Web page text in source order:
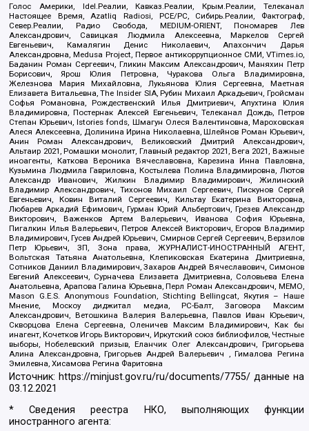
Голос Америки, Idel.Реалии, Кавказ.Реалии, Крым.Реалии, Телеканал
Настоящее Время, Azatliq Radiosi, PCE/PC, Сибирь.Реалии, Фактограф,
Север.Реалии, Радио Свобода, MEDIUM-ORIENT, Пономарев Лев
Александрович, Савицкая Людмила Алексеевна, Маркелов Сергей
Евгеньевич, Камалягин Денис Николаевич, Апахончич Дарья
Александровна, Medusa Project, Первое антикоррупционное СМИ, VTimes.io,
Баданин Роман Сергеевич, Гликин Максим Александрович, Маняхин Петр
Борисович, Ярош Юлия Петровна, Чуракова Ольга Владимировна,
Железнова Мария Михайловна, Лукьянова Юлия Сергеевна, Маетная
Елизавета Витальевна, The Insider SIA, Рубин Михаил Аркадьевич, Гройсман
Софья Романовна, Рождественский Илья Дмитриевич, Апухтина Юлия
Владимировна, Постернак Алексей Евгеньевич, Телеканал Дождь, Петров
Степан Юрьевич, Istories fonds, Шмагун Олеся Валентиновна, Мароховская
Алеся Алексеевна, Долинина Ирина Николаевна, Шлейнов Роман Юрьевич,
Анин Роман Александрович, Великовский Дмитрий Александрович,
Альтаир 2021, Ромашки монолит, Главный редактор 2021, Вега 2021, Важные
иноагенты, Каткова Вероника Вячеславовна, Карезина Инна Павловна,
Кузьмина Людмила Гавриловна, Костылева Полина Владимировна, Лютов
Александр Иванович, Жилкин Владимир Владимирович, Жилинский
Владимир Александрович, Тихонов Михаил Сергеевич, Пискунов Сергей
Евгеньевич, Ковин Виталий Сергеевич, Кильтау Екатерина Викторовна,
Любарев Аркадий Ефимович, Гурман Юрий Альбертович, Грезев Александр
Викторович, Важенков Артем Валерьевич, Иванова София Юрьевна,
Пигалкин Илья Валерьевич, Петров Алексей Викторович, Егоров Владимир
Владимирович, Гусев Андрей Юрьевич, Смирнов Сергей Сергеевич, Верзилов
Петр Юрьевич, ЗП, Зона права, ЖУРНАЛИСТ-ИНОСТРАННЫЙ АГЕНТ,
Вольтская Татьяна Анатольевна, Клепиковская Екатерина Дмитриевна,
Сотников Даниил Владимирович, Захаров Андрей Вячеславович, Симонов
Евгений Алексеевич, Сурначева Елизавета Дмитриевна, Соловьева Елена
Анатольевна, Арапова Галина Юрьевна, Перл Роман Александрович, МЕМО,
Mason G.E.S. Anonymous Foundation, Stichting Bellingcat, Якутия – Наше
Мнение, Москоу диджитал медиа, РС-Балт, Заговора Максим
Александрович, Ветошкина Валерия Валерьевна, Павлов Иван Юрьевич,
Скворцова Елена Сергеевна, Оленичев Максим Владимирович, Как бы
инагент, Кочетков Игорь Викторович, Иркутский союз библиофилов, Честные
выборы, Нобелевский призыв, Еланчик Олег Александрович, Григорьева
Алина Александровна, Григорьев Андрей Валерьевич , Гималова Регина
Эмилевна, Хисамова Регина Фаритовна
Источник: https://minjust.gov.ru/ru/documents/7755/ данные на
03.12.2021
* Сведения реестра НКО, выполняющих функции
иностранного агента: